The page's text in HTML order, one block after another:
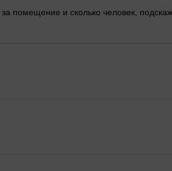
помещение и сколько человек,